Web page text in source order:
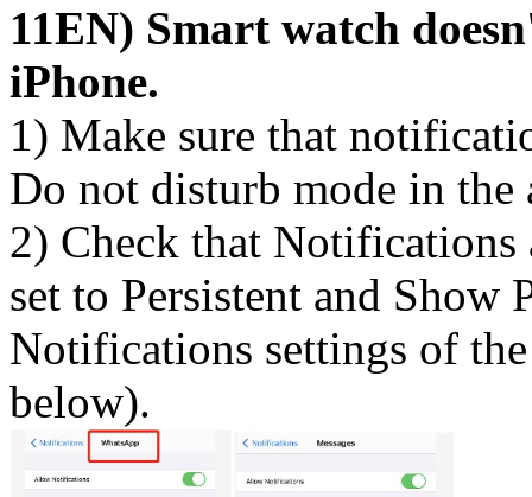
11EN) Smart watch
iPhone.
1) Make sure that
Do not disturb mode in the
2) Check that Notifications
set to Persistent and Show
Notifications settings of
below).